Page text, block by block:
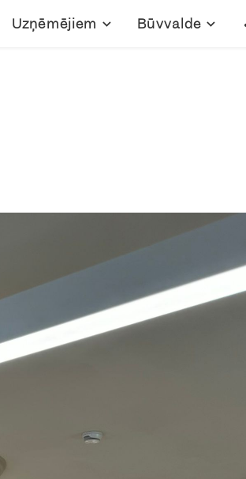
Uzņēmējiem Būvvalde